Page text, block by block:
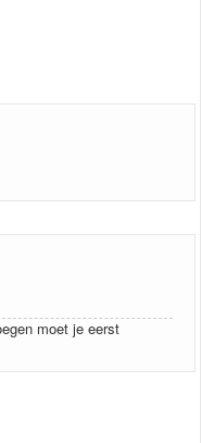
moet je eerst